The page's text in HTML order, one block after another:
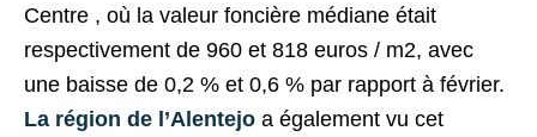
Centre , où la valeur foncière médiane était
respectivement de 960 et 818 euros / m2, avec
une baisse de 0,2 % et 0,6 % par rapport à février.
La région de l’Alentejo a également vu cet